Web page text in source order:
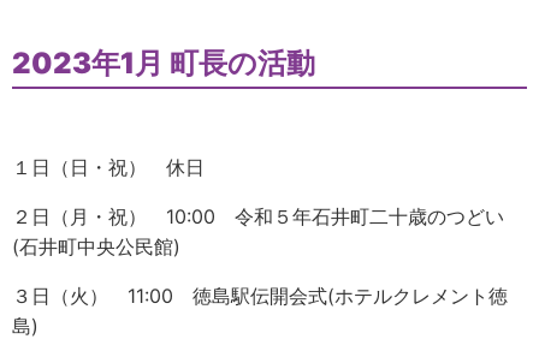
2023年1月 町長の活動
１日（日・祝） 休日
２日（月・祝） 10:00 令和５年石井町二十歳のつどい
(石井町中央公民館)
３日（火） 11:00 徳島駅伝開会式(ホテルクレメント徳
島)